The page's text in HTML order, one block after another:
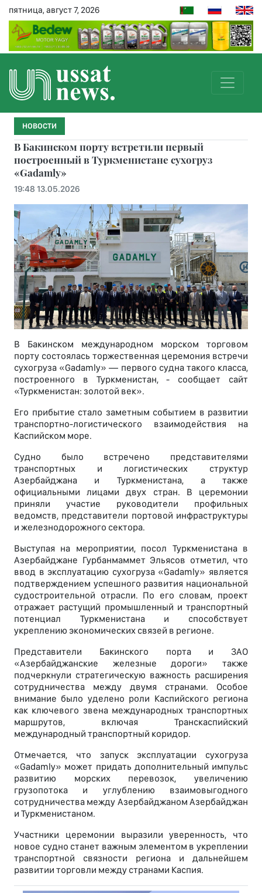
пятница, август 7, 2026
НОВОСТИ
В Бакинском порту встретили первый
построенный в Туркменистане сухогруз
«Gadamly»
19:48 13.05.2026
В Бакинском международном морском торговом
порту состоялась торжественная церемония встречи
сухогруза «Gadamly» — первого судна такого класса,
построенного в Туркменистан, - сообщает сайт
«Туркменистан: золотой век».
Его прибытие стало заметным событием в развитии
транспортно-логистического взаимодействия на
Каспийском море.
Судно было встречено представителями
транспортных и логистических структур
Азербайджана и Туркменистана, а также
официальными лицами двух стран. В церемонии
приняли участие руководители профильных
ведомств, представители портовой инфраструктуры
и железнодорожного сектора.
Выступая на мероприятии, посол Туркменистана в
Азербайджане Гурбанмаммет Эльясов отметил, что
ввод в эксплуатацию сухогруза «Gadamly» является
подтверждением успешного развития национальной
судостроительной отрасли. По его словам, проект
отражает растущий промышленный и транспортный
потенциал Туркменистана и способствует
укреплению экономических связей в регионе.
Представители Бакинского порта и ЗАО
«Азербайджанские железные дороги» также
подчеркнули стратегическую важность расширения
сотрудничества между двумя странами. Особое
внимание было уделено роли Каспийского региона
как ключевого звена международных транспортных
маршрутов, включая Транскаспийский
международный транспортный коридор.
Отмечается, что запуск эксплуатации сухогруза
«Gadamly» может придать дополнительный импульс
развитию морских перевозок, увеличению
грузопотока и углублению взаимовыгодного
сотрудничества между Азербайджаном Азербайджан
и Туркменистаном.
Участники церемонии выразили уверенность, что
новое судно станет важным элементом в укреплении
транспортной связности региона и дальнейшем
развитии торговли между странами Каспия.